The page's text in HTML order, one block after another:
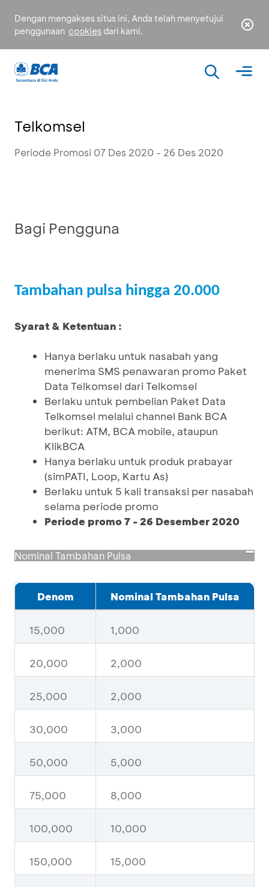
Dengan mengakses situs ini, Anda telah menyetujui
penggunaan cookies dari kami.
Telkomsel
Periode Promosi 07 Des 2020 - 26 Des 2020
Bagi Pengguna
Tambahan pulsa hingga 20.000
Syarat & Ketentuan :
Hanya berlaku untuk nasabah yang
menerima SMS penawaran promo Paket
Data Telkomsel dari Telkomsel
Berlaku untuk pembelian Paket Data
Telkomsel melalui channel Bank BCA
berikut: ATM, BCA mobile, ataupun
KlikBCA
Hanya berlaku untuk produk prabayar
(simPATI, Loop, Kartu As)
Berlaku untuk 5 kali transaksi per nasabah
selama periode promo
Periode promo 7 - 26 Desember 2020
Nominal Tambahan Pulsa
Denom Nominal Tambahan Pulsa
15,000 1,000
20,000 2,000
25,000 2,000
30,000 3,000
50,000 5,000
75,000 8,000
100,000 10,000
150,000 15,000